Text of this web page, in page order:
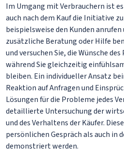
Im Umgang mit Verbrauchern ist
auch nach dem Kauf die Initiative
beispielsweise den Kunden
zusätzliche Beratung oder Hilfe
und versuchen Sie, die Wünsche
während Sie gleichzeitig
bleiben. Ein individueller Ansatz
Reaktion auf Anfragen und
Lösungen für die Probleme jedes
detaillierte Untersuchung der
und des Verhaltens der Käufer.
persönlichen Gespräch als auch in
demonstriert werden.